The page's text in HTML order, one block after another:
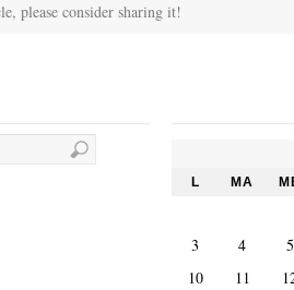
please consider sharing it!
L MA
3 4
5
10
11